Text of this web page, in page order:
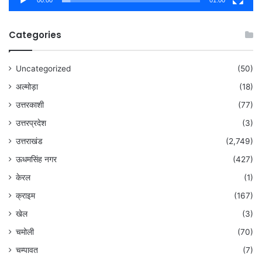
Categories
Uncategorized
(50)
अल्मोड़ा
(18)
उत्तरकाशी
(77)
उत्तरप्रदेश
(3)
उत्तराखंड
(2,749)
ऊधमसिंह नगर
(427)
केरल
(1)
क्राइम
(167)
खेल
(3)
चमोली
(70)
चम्पावत
(7)